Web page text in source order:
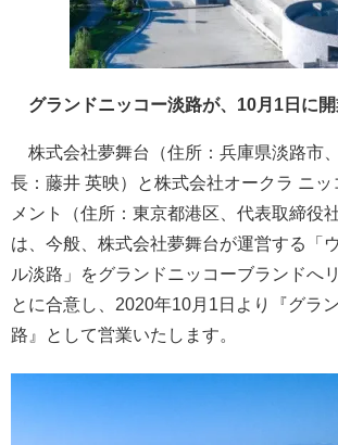
グランドニッコー淡路が、10月1日に開
株式会社夢舞台（住所：兵庫県淡路市
長：藤井 英映）と株式会社オークラ ニッ
メント（住所：東京都港区、代表取締役
は、今般、株式会社夢舞台が運営する「
ル淡路」をグランドニッコーブランドへ
とに合意し、2020年10月1日より『グラ
路』として営業いたします。